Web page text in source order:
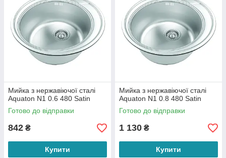
Мийка з нержавіючої сталі
Aquaton N1 0.6 480 Satin
Готово до відправки
842 ₴
Купити
Мийка з нержавіючої сталі
Aquaton N1 0.8 480 Satin
Готово до відправки
1 130 ₴
Купити